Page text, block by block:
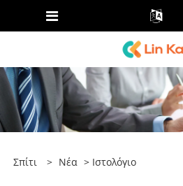
Σπίτι > Νέα > Ιστολόγιο